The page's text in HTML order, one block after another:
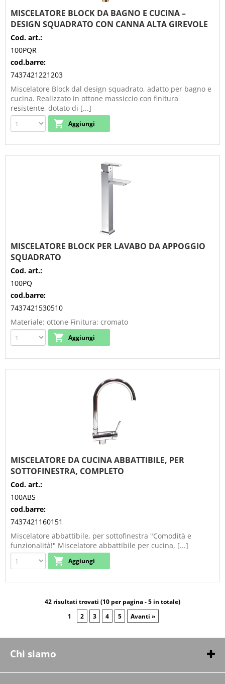
MISCELATORE BLOCK DA BAGNO E CUCINA –
DESIGN SQUADRATO CON CANNA ALTA GIREVOLE
Cod. art.:
100PQR
cod.barre:
7437421221203
Miscelatore Block dal design squadrato, adatto per bagno e
cucina. Realizzato in ottone massiccio con finitura
resistente, dotato di [...]
MISCELATORE BLOCK PER LAVABO DA APPOGGIO
SQUADRATO
Cod. art.:
100PQ
cod.barre:
7437421530510
Materiale: ottone Finitura: cromato
MISCELATORE DA CUCINA ABBATTIBILE, PER
SOTTOFINESTRA, COMPLETO
Cod. art.:
100ABS
cod.barre:
7437421160151
Miscelatore abbattibile, per sottofinestra "Comodità e
funzionalità!" Miscelatore abbattibile per cucina, [...]
42 risultati trovati (10 per pagina - 5 in totale)
1
2 3 4 5 Avanti »
Chi siamo